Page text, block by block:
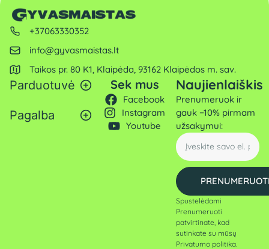
+37063330352
info@gyvasmaistas.lt
Taikos pr. 80 K1, Klaipėda, 93162 Klaipėdos m. sav.
Parduotuvė
Pagalba
Sek mus
Facebook
Instagram
Youtube
Naujienlaiškis
Prenumeruok ir
gauk −10% pirmam
užsakymui:
Spustelėdami
Prenumeruoti
patvirtinate, kad
sutinkate su mūsų
Privatumo politika